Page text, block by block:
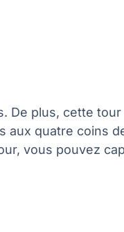
De plus, cette
aux quatre coins
vous pouvez